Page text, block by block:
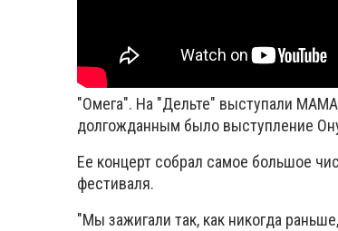
"Омега". На "Дельте" выступали
долгожданным было выступление
Ее концерт собрал самое большое
фестиваля.
"Мы зажигали так, как никогда